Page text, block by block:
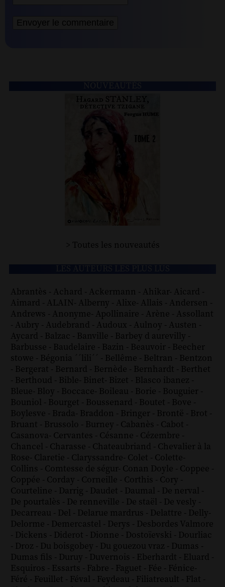
> Toutes les nouveautés
Abrantès - Achard - Ackermann - Ahikar- Aicard -
Aimard - ALAIN- Alberny - Alixe- Allais - Andersen -
Andrews - Anonyme- Apollinaire - Arène - Assollant
- Aubry - Audebrand - Audoux - Aulnoy - Austen -
Aycard - Balzac - Banville - Barbey d aurevilly -
Barbusse - Baudelaire - Bazin - Beauvoir - Beecher
stowe - Bégonia ´´lili´´ - Bellême - Beltran - Bentzon
- Bergerat - Bernard - Bernède - Bernhardt - Berthet
- Berthoud - Bible- Binet- Bizet - Blasco ibanez -
Bleue- Bloy - Boccace- Boileau - Borie - Bouguier -
Bouniol - Bourget - Boussenard - Boutet - Bove -
Boylesve - Brada- Braddon - Bringer - Brontë - Brot -
Bruant - Brussolo - Burney - Cabanès - Cabot -
Casanova- Cervantes - Césanne - Cézembre -
Chancel - Charasse - Chateaubriand - Chevalier à la
Rose- Claretie - Claryssandre- Colet - Colette-
Collins - Comtesse de ségur- Conan Doyle - Coppee -
Coppée - Corday - Corneille - Corthis - Cory -
Courteline - Darrig - Daudet - Daumal - De nerval -
De pourtalès - De renneville - De staël - De vesly -
Decarreau - Del - Delarue mardrus - Delattre - Delly-
Delorme - Demercastel - Derys - Desbordes Valmore
- Dickens - Diderot - Dionne - Dostoïevski - Dourliac
- Droz - Du boisgobey - Du gouezou vraz - Dumas -
Dumas fils - Duruy - Duvernois - Eberhardt - Eluard -
Esquiros - Essarts - Fabre - Faguet - Fée - Fénice-
Féré - Feuillet - Féval - Feydeau - Filiatreault - Flat -